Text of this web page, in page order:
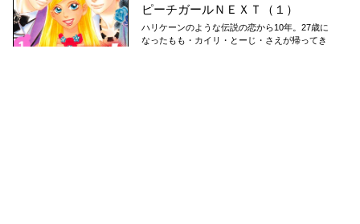
ピーチガールＮＥＸＴ（１）
ハリケーンのような伝説の恋から10年。27歳に
なったもも・カイリ・とーじ・さえが帰ってき